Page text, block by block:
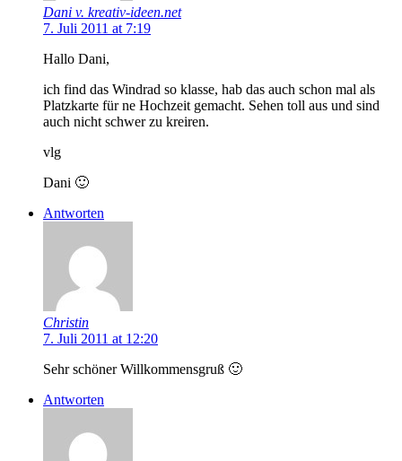
Dani v. kreativ-ideen.net
7. Juli 2011 at 7:19
Hallo Dani,
ich find das Windrad so klasse, hab das auch schon mal als
Platzkarte für ne Hochzeit gemacht. Sehen toll aus und sind
auch nicht schwer zu kreiren.
vlg
Dani 🙂
Antworten
Christin
7. Juli 2011 at 12:20
Sehr schöner Willkommensgruß 🙂
Antworten